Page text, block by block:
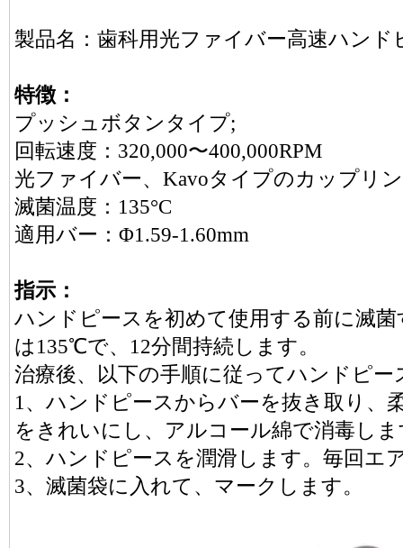
製品名：歯科用光ファイバー高速ハン
特徴：
プッシュボタンタイプ;
回転速度：320,000〜400,000RPM
光ファイバー、Kavoタイプのカップリ
滅菌温度：135°C
適用バー：Φ1.59-1.60mm
指示：
ハンドピースを初めて使用する前に滅
は135℃で、12分間持続します。
治療後、以下の手順に従ってハンドピー
1、ハンドピースからバーを抜き取り、
をきれいにし、アルコール綿で消毒しま
2、ハンドピースを潤滑します。毎回エ
3、滅菌袋に入れて、マークします。